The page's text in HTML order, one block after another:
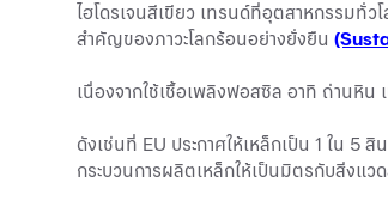
ไฮโดรเจนสีเขียว เทรนด์ที่อุตสาหกรรมทั่
สำคัญของภาวะโลกร้อนอย่างยั่งยืน
เนื่องจากใช้เชื้อเพลิงฟอสซิล อาทิ ถ่านหิ
ดังเช่นที่ EU ประกาศให้เหล็กเป็น 1 ใน 5
กระบวนการผลิตเหล็กให้เป็นมิตรกับสิ่งแว